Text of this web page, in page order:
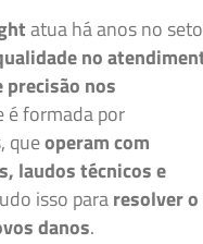
atua há anos no
no
nos
é formada por
queoperam com
laudos técnicos e
isso pararesolver o
danos.